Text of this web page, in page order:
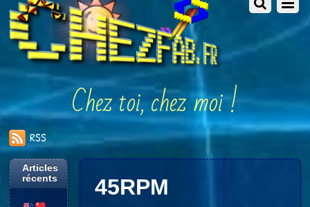
Chez toi, chez moi !
RSS
45RPM
Articles
récents